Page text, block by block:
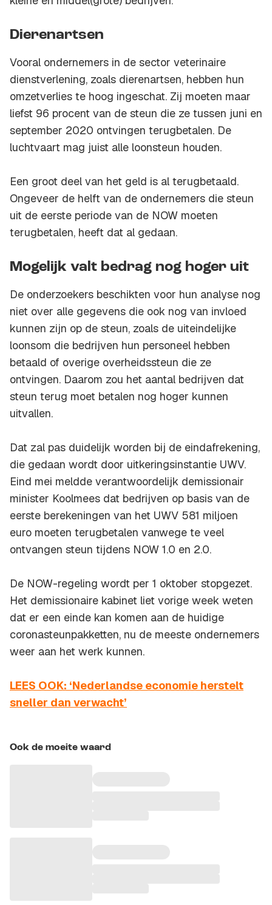
Dierenartsen
Vooral ondernemers in de sector veterinaire
dienstverlening, zoals dierenartsen, hebben hun
omzetverlies te hoog ingeschat. Zij moeten maar
liefst 96 procent van de steun die ze tussen juni en
september 2020 ontvingen terugbetalen. De
luchtvaart mag juist alle loonsteun houden.
Een groot deel van het geld is al terugbetaald.
Ongeveer de helft van de ondernemers die steun
uit de eerste periode van de NOW moeten
terugbetalen, heeft dat al gedaan.
Mogelijk valt bedrag nog hoger uit
De onderzoekers beschikten voor hun analyse nog
niet over alle gegevens die ook nog van invloed
kunnen zijn op de steun, zoals de uiteindelijke
loonsom die bedrijven hun personeel hebben
betaald of overige overheidssteun die ze
ontvingen. Daarom zou het aantal bedrijven dat
steun terug moet betalen nog hoger kunnen
uitvallen.
Dat zal pas duidelijk worden bij de eindafrekening,
die gedaan wordt door uitkeringsinstantie UWV.
Eind mei meldde verantwoordelijk demissionair
minister Koolmees dat bedrijven op basis van de
eerste berekeningen van het UWV 581 miljoen
euro moeten terugbetalen vanwege te veel
ontvangen steun tijdens NOW 1.0 en 2.0.
De NOW-regeling wordt per 1 oktober stopgezet.
Het demissionaire kabinet liet vorige week weten
dat er een einde kan komen aan de huidige
coronasteunpakketten, nu de meeste ondernemers
weer aan het werk kunnen.
LEES OOK: ‘Nederlandse economie herstelt
sneller dan verwacht’
Ook de moeite waard